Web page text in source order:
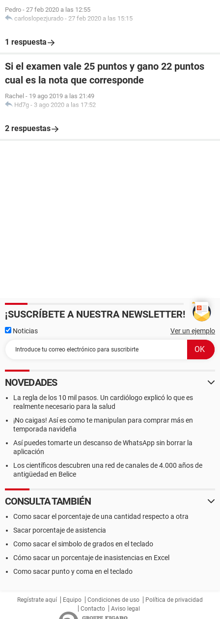
Pedro - 27 feb 2020 a las 12:55
carloslopezjurado - 27 feb 2020 a las 15:15
1 respuesta
Si el examen vale 25 puntos y gano 22 puntos
cual es la nota que corresponde
Rachel - 19 ago 2019 a las 21:49
Hd7g - 3 ago 2020 a las 17:52
2 respuestas
¡SUSCRÍBETE A NUESTRA NEWSLETTER!
Noticias Ver un ejemplo
NOVEDADES
La regla de los 10 mil pasos. Un cardiólogo explicó lo que es
realmente necesario para la salud
¡No caigas! Así es como te manipulan para comprar más en
temporada navideña
Así puedes tomarte un descanso de WhatsApp sin borrar la
aplicación
Los científicos descubren una red de canales de 4.000 años de
antigüedad en Belice
CONSULTA TAMBIÉN
Como sacar el porcentaje de una cantidad respecto a otra
Sacar porcentaje de asistencia
Como sacar el simbolo de grados en el teclado
Cómo sacar un porcentaje de inasistencias en Excel
Como sacar punto y coma en el teclado
Regístrate aquí Equipo Condiciones de uso
Política de privacidad
Contacto
Aviso legal